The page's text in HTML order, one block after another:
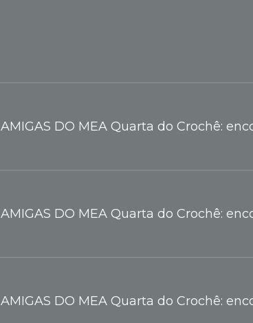
AMIGAS DO MEA Quarta do Crochê:
AMIGAS DO MEA Quarta do Crochê:
AMIGAS DO MEA Quarta do Crochê: